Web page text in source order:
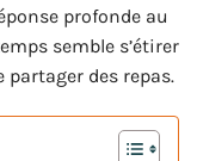
profonde au
semble s’étirer
des repas.